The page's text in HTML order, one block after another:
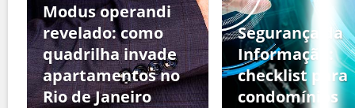
Modus operandi
revelado: como
quadrilha invade
apartamentos no
Rio de Janeiro
Segurança da
Informação:
checklist para
condomínios